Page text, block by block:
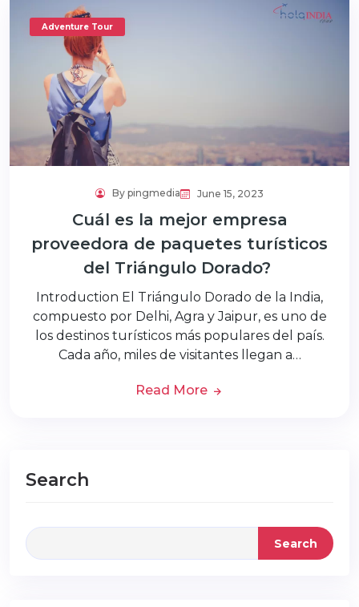
Adventure Tour
By pingmedia June 15, 2023
Cuál es la mejor empresa
proveedora de paquetes turísticos
del Triángulo Dorado?
Introduction El Triángulo Dorado de la India,
compuesto por Delhi, Agra y Jaipur, es uno de
los destinos turísticos más populares del país.
Cada año, miles de visitantes llegan a…
Read More
Search
Search